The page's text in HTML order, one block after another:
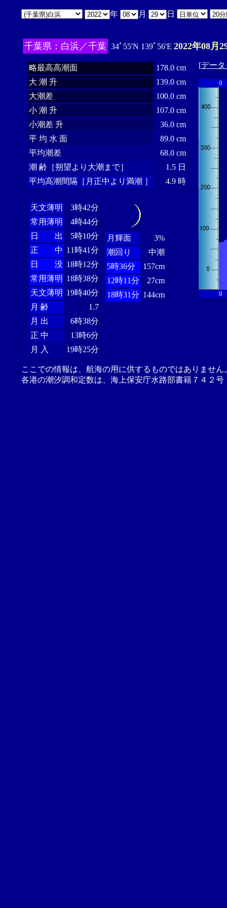
年 月 日
千葉県：白浜／千葉 34ﾟ55'N 139ﾟ56'E 2022年08月
略最高高潮面
178.0 cm
大 潮 升
139.0 cm
大潮差
100.0 cm
小 潮 升
107.0 cm
小潮差 升
36.0 cm
平 均 水 面
89.0 cm
平均潮差
68.0 cm
潮 齢［朔望より大潮まで］
1.5 日
平均高潮間隔［月正中より満潮 ］
4.9 時
天文薄明
3時42分
常用薄明
4時44分
日 出
5時10分
正 中 11時41分
日 没 18時12分
常用薄明 18時38分
天文薄明 19時40分
月 齢
1.7
月 出
6時38分
正 中
13時6分
月 入
19時25分
月輝面
3%
潮回り
中潮
5時36分
157cm
12時11分
27cm
18時31分 144cm
[デー
0
0
ここでの情報は、航海の用に供するものではありませ
各港の潮汐調和定数は、海上保安庁水路部書籍７４２